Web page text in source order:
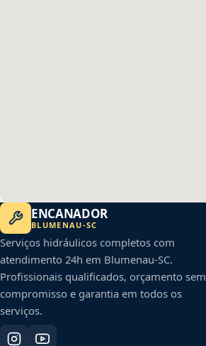
ENCANADOR
BLUMENAU-SC
Serviços hidráulicos completos com
atendimento 24h em Blumenau-SC.
Profissionais qualificados, orçamento sem
compromisso e garantia em todos os
serviços.